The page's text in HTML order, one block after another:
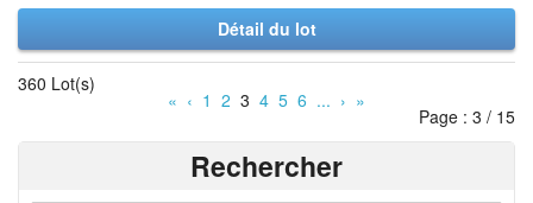
Détail du lot
360 Lot(s)
« ‹ 1 2 3 4 5 6 ... › »
Page : 3 / 15
Rechercher